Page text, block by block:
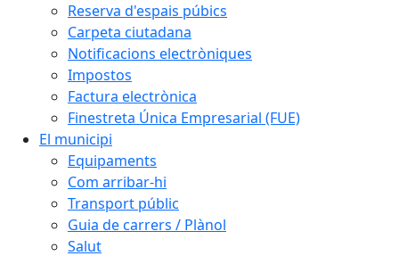
Reserva d'espais púbics
Carpeta ciutadana
Notificacions electròniques
Impostos
Factura electrònica
Finestreta Única Empresarial (FUE)
El municipi
Equipaments
Com arribar-hi
Transport públic
Guia de carrers / Plànol
Salut